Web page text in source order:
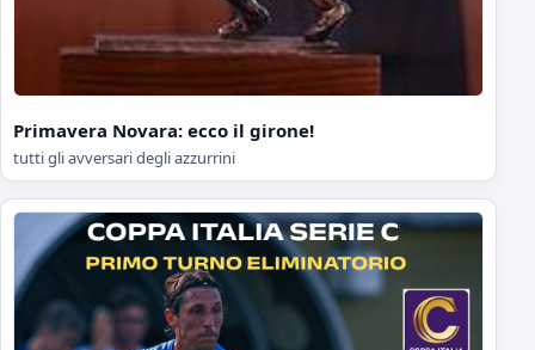
Primavera Novara: ecco il girone!
tutti gli avversari degli azzurrini